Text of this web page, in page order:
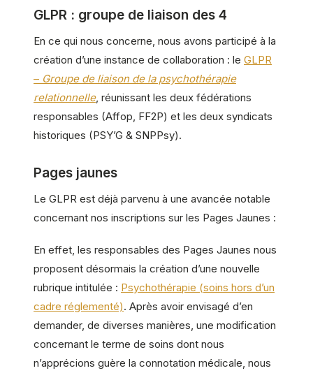
GLPR : groupe de liaison des 4
En ce qui nous concerne, nous avons participé à la
création d’une instance de collaboration : le GLPR
– Groupe de liaison de la psychothérapie
relationnelle, réunissant les deux fédérations
responsables (Affop, FF2P) et les deux syndicats
historiques (PSY’G & SNPPsy).
Pages jaunes
Le GLPR est déjà parvenu à une avancée notable
concernant nos inscriptions sur les Pages Jaunes :
En effet, les responsables des Pages Jaunes nous
proposent désormais la création d’une nouvelle
rubrique intitulée : Psychothérapie (soins hors d’un
cadre réglementé). Après avoir envisagé d’en
demander, de diverses manières, une modification
concernant le terme de soins dont nous
n’apprécions guère la connotation médicale, nous